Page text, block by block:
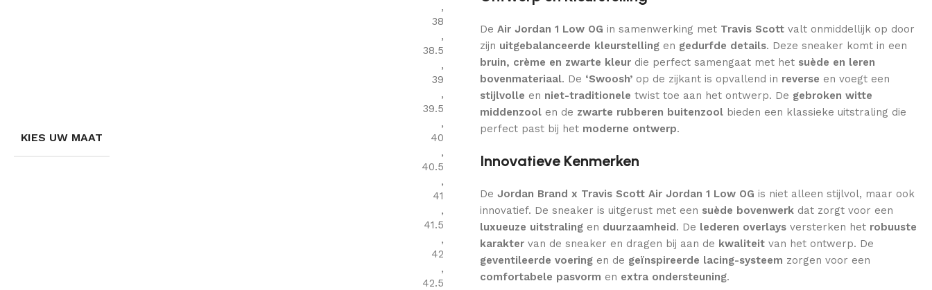
KIES UW MAAT
,
38
,
38.5
,
39
,
39.5
,
40
,
40.5
,
41
,
41.5
,
42
,
42.5
De Air Jordan 1 Low OG in samenwerking met Travis Scott valt onmiddellijk op door
zijn uitgebalanceerde kleurstelling en gedurfde details. Deze sneaker komt in een
bruin, crème en zwarte kleur die perfect samengaat met het suède en leren
bovenmateriaal. De ‘Swoosh’ op de zijkant is opvallend in reverse en voegt een
stijlvolle en niet-traditionele twist toe aan het ontwerp. De gebroken witte
middenzool en de zwarte rubberen buitenzool bieden een klassieke uitstraling die
perfect past bij het moderne ontwerp.
Innovatieve Kenmerken
De Jordan Brand x Travis Scott Air Jordan 1 Low OG is niet alleen stijlvol, maar ook
innovatief. De sneaker is uitgerust met een suède bovenwerk dat zorgt voor een
luxueuze uitstraling en duurzaamheid. De lederen overlays versterken het robuuste
karakter van de sneaker en dragen bij aan de kwaliteit van het ontwerp. De
geventileerde voering en de geïnspireerde lacing-systeem zorgen voor een
comfortabele pasvorm en extra ondersteuning.